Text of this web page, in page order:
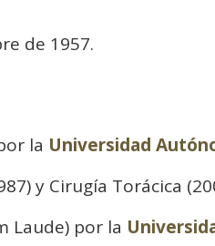
de 1957.
la Universidad
y Cirugía Torácica
Laude) por la